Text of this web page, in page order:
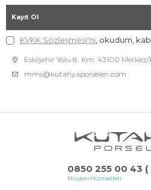
0850 255 00 43 (
Müşteri Hizmetleri
Kayıt Ol
KVKK Sözleşmesi'ni , okudum,
Eskişehir Yolu 8. Km. 43100
mms@kutahyaporselen.com